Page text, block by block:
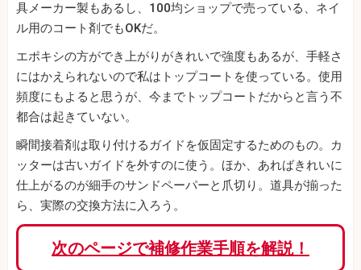
具メーカー製もあるし、100均ショップで売っている、ネイ
ル用のコート剤でもOKだ。
エポキシの方ができ上がりがきれいで強度もあるが、手軽さ
にはかえられないので私はトップコートを使っている。使用
頻度にもよると思うが、今までトップコートだからと言う不
都合は起きていない。
瞬間接着剤は取り付けるガイドを仮固定するためのもの。カ
ッターは古いガイドを外すのに使う。ほか、あればきれいに
仕上がるのが細手のサンドペーパーと爪切り。道具が揃った
ら、実際の交換方法に入ろう。
次のページで補修作業手順を解説！